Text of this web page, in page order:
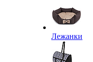
Лежанки